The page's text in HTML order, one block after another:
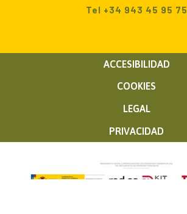
Tel +34 943 45 95 75
ACCESIBILIDAD
COOKIES
LEGAL
PRIVACIDAD